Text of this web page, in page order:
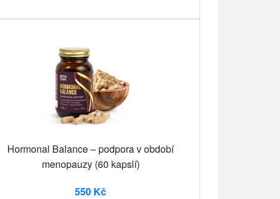
Hormonal Balance – podpora v období
menopauzy (60 kapslí)
550 Kč